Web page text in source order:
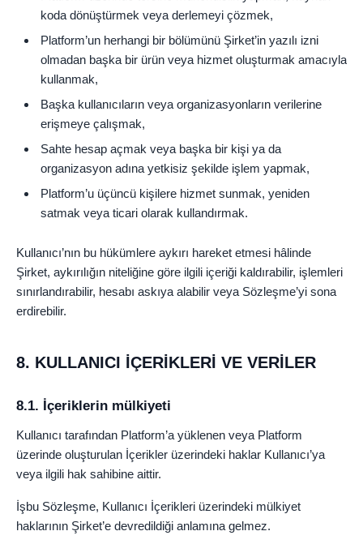
koda dönüştürmek veya derlemeyi çözmek,
Platform’un herhangi bir bölümünü Şirket’in yazılı izni
olmadan başka bir ürün veya hizmet oluşturmak amacıyla
kullanmak,
Başka kullanıcıların veya organizasyonların verilerine
erişmeye çalışmak,
Sahte hesap açmak veya başka bir kişi ya da
organizasyon adına yetkisiz şekilde işlem yapmak,
Platform’u üçüncü kişilere hizmet sunmak, yeniden
satmak veya ticari olarak kullandırmak.
Kullanıcı’nın bu hükümlere aykırı hareket etmesi hâlinde
Şirket, aykırılığın niteliğine göre ilgili içeriği kaldırabilir, işlemleri
sınırlandırabilir, hesabı askıya alabilir veya Sözleşme’yi sona
erdirebilir.
8. KULLANICI İÇERİKLERİ VE VERİLER
8.1. İçeriklerin mülkiyeti
Kullanıcı tarafından Platform’a yüklenen veya Platform
üzerinde oluşturulan İçerikler üzerindeki haklar Kullanıcı’ya
veya ilgili hak sahibine aittir.
İşbu Sözleşme, Kullanıcı İçerikleri üzerindeki mülkiyet
haklarının Şirket’e devredildiği anlamına gelmez.